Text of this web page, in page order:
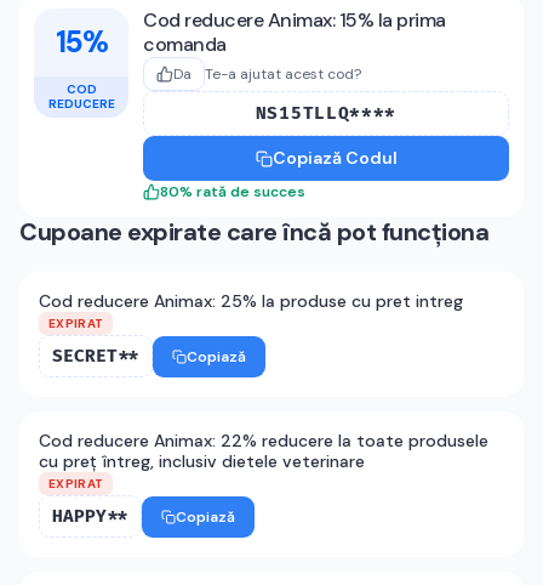
15%
COD
REDUCERE
Cod reducere Animax: 15% la prima
comanda
Da Te-a ajutat acest cod?
NS15TLLQ****
Copiază Codul
80% rată de succes
Cupoane expirate care încă pot funcționa
Cod reducere Animax: 25% la produse cu pret intreg
EXPIRAT
SECRET** Copiază
Cod reducere Animax: 22% reducere la toate produsele
cu preț întreg, inclusiv dietele veterinare
EXPIRAT
HAPPY** Copiază